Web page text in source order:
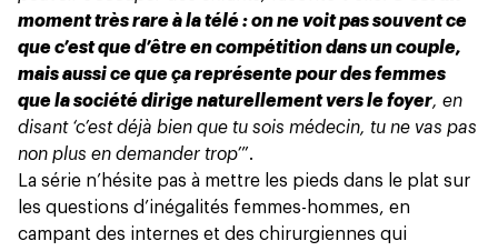
moment très rare à la télé : on ne voit pas souvent ce
que c’est que d’être en compétition dans un couple,
mais aussi ce que ça représente pour des femmes
que la société dirige naturellement vers le foyer, en
disant ‘c’est déjà bien que tu sois médecin, tu ne vas pas
non plus en demander trop’”.
La série n’hésite pas à mettre les pieds dans le plat sur
les questions d’inégalités femmes-hommes, en
campant des internes et des chirurgiennes qui